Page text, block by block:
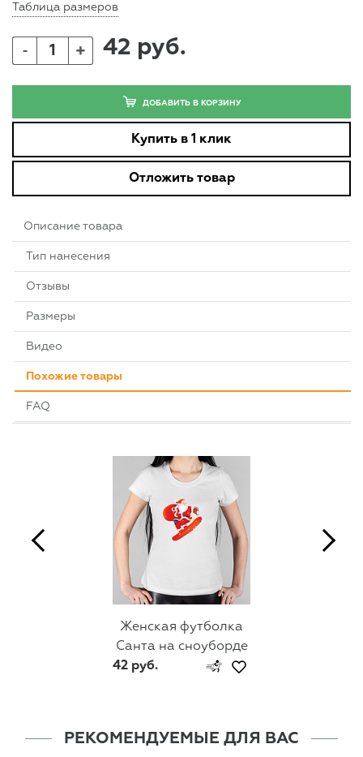
Таблица размеров
- + 42 руб.
ДОБАВИТЬ В КОРЗИНУ
Купить в 1 клик
Отложить товар
Описание товара
Тип нанесения
Отзывы
Размеры
Видео
Похожие товары
FAQ
Женская футболка
Санта на сноуборде
42 руб.
РЕКОМЕНДУЕМЫЕ ДЛЯ ВАС